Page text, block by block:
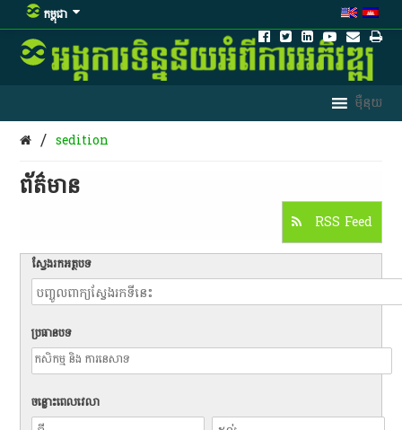
កម្ពុជា
/ sedition
ព័ត៌មាន​
RSS Feed
ស្វែងរកអត្ថបទ
ប្រធានបទ
ចន្លោះពេលវេលា